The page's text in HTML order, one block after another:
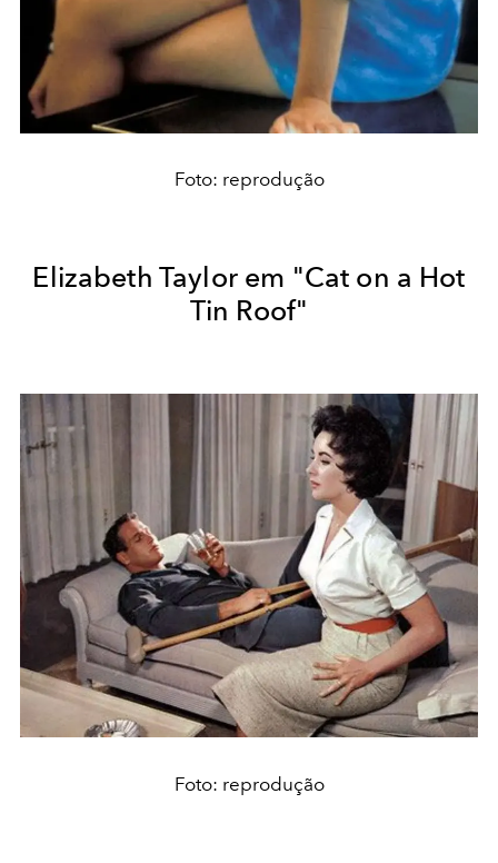
Foto: reprodução
Elizabeth Taylor em "Cat on a Hot
Tin Roof"
Foto: reprodução